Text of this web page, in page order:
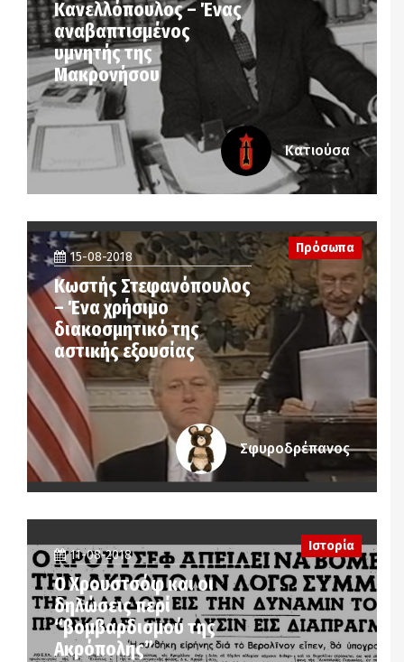
Κανελλόπουλος – Ένας
αναβαπτισμένος
υμνητής της
Μακρονήσου
Κατιούσα
15-08-2018
Κωστής Στεφανόπουλος
– Ένα χρήσιμο
διακοσμητικό της
αστικής εξουσίας
Πρόσωπα
Σφυροδρέπανος
11-08-2018
Ο Χρουστσόφ και οι
δηλώσεις περί
“βομβαρδισμού της
Ακρόπολης”
Ιστορία